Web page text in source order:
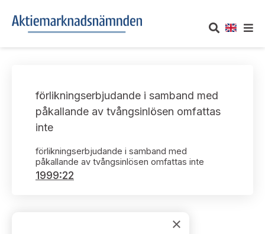
Om oss
Vårt uppdrag
Informationsgivning
UTTALANDEN
Om nämndens uttalanden
Framställningar och konsultation
Samtliga uttalanden sorterade årsvis
Takeover-regler för reglerade marknader och vissa
handelsplattformar
AKTUELLT
förlikningserbjudande i samband med
påkallande av tvångsinlösen omfattas
inte
förlikningserbjudande i samband med
påkallande av tvångsinlösen omfattas inte
1999:22
×